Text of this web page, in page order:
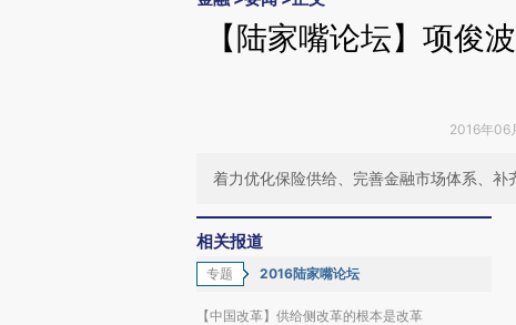
【陆家嘴论坛】项俊
2016年06
着力优化保险供给、完善金融市场体系、
相关报道
专题 2016陆家嘴论坛
【中国改革】供给侧改革的根本是改革